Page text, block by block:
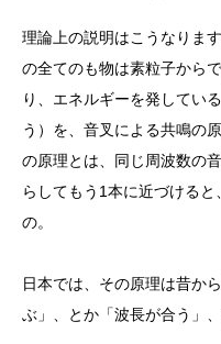
理論上の説明はこうなりま
の全てのも物は素粒子から
り、エネルギーを発してい
う）を、音叉による共鳴の
の原理とは、同じ周波数の
らしてもう1本に近づける
の。
日本では、その原理は昔か
ぶ」、とか「波長が合う」